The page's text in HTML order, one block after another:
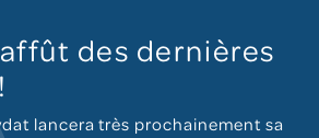
des dernières
lancera très prochainement sa